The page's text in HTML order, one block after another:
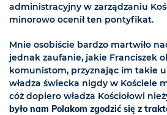
administracyjny w zarządzaniu
minorowo ocenił ten pontyfikat.
Mnie osobiście bardzo martwiło
jednak zaufanie, jakie Franciszek
komunistom, przyznając im takie
władza świecka nigdy w Kościele
cóż dopiero władza Kościołowi
było nam Polakom zgodzić się z